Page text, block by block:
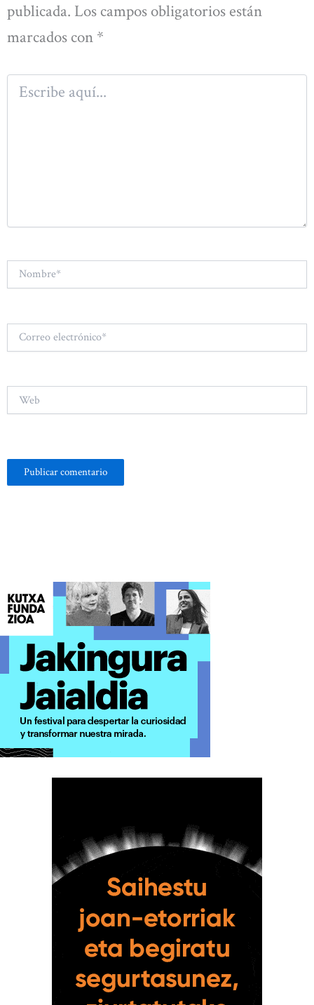
publicada. Los campos obligatorios están
marcados con *
aquí...
Nombre*
electrónico*